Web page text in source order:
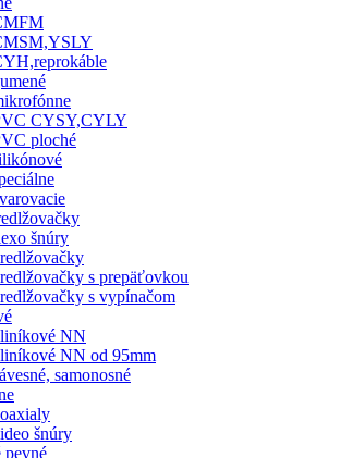
CYSY,CYLY
ploché
šnúry
s prepäťovkou
s vypínačom
NN
NN od 95mm
samonosné
šnúry
pevné